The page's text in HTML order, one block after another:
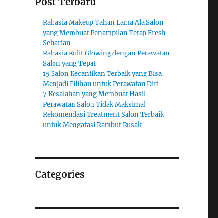
Rahasia Makeup Tahan Lama Ala Salon
yang Membuat Penampilan Tetap Fresh
Seharian
Rahasia Kulit Glowing dengan Perawatan
Salon yang Tepat
15 Salon Kecantikan Terbaik yang Bisa
Menjadi Pilihan untuk Perawatan Diri
7 Kesalahan yang Membuat Hasil
Perawatan Salon Tidak Maksimal
Rekomendasi Treatment Salon Terbaik
untuk Mengatasi Rambut Rusak
Categories